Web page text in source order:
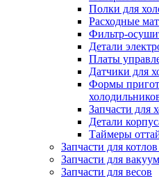
Полки для
Расходные
Фильтр-
Детали
Платы
Датчики для
Формы
Запчасти для
Детали
Таймеры
Запчасти для
Запчасти для
Запчасти для весов